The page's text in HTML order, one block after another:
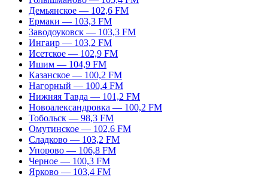
Демьянское — 102,6 FM
Ермаки — 103,3 FM
Заводоуковск — 103,3 FM
Ингаир — 103,2 FM
Исетское — 102,9 FM
Ишим — 104,9 FM
Казанское — 100,2 FM
Нагорный — 100,4 FM
Нижняя Тавда — 101,2 FM
Новоалександровка — 100,2 FM
Тобольск — 98,3 FM
Омутинское — 102,6 FM
Сладково — 103,2 FM
Упорово — 106,8 FM
Черное — 100,3 FM
Ярково — 103,4 FM